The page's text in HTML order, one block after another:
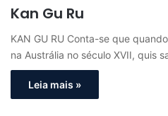
Kan Gu Ru
KAN GU RU Conta-se que
na Austrália no século XVII, quis
Leia mais »